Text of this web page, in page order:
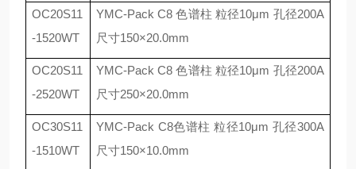
OC20S11
-1520WT
YMC-Pack C8色谱柱 粒径10μm 孔径200A
尺寸150×20.0mm
OC20S11
-2520WT
YMC-Pack C8色谱柱 粒径10μm 孔径200A
尺寸250×20.0mm
OC30S11
-1510WT
YMC-Pack C8色谱柱 粒径10μm 孔径300A
尺寸150×10.0mm